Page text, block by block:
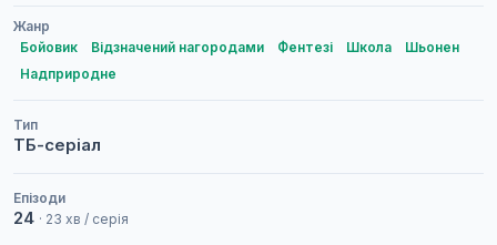
Жанр
Бойовик
Відзначений нагородами Фентезі Школа
Шьонен
Надприродне
Тип
ТБ-серіал
Епізоди
24 · 23 хв / серія